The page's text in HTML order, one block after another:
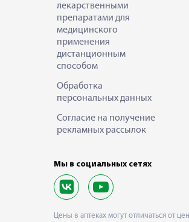
лекарственными
препаратами для
медицинского
применения
дистанционным
способом
Обработка
персональных данных
Согласие на получение
рекламных рассылок
Мы в социальных сетях
Цены в аптеках могут отличаться от